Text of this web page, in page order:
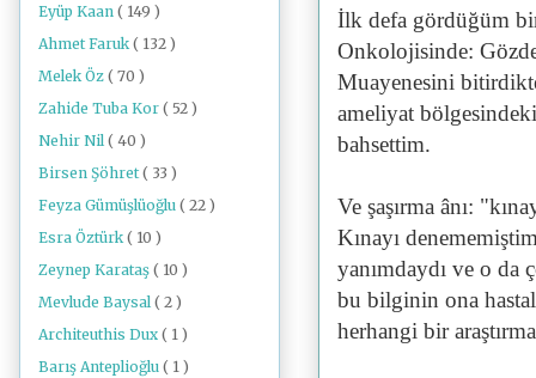
İlk defa gördüğüm
Onkolojisinde:
Muayenesini
ameliyat
bahsettim.
Ve şaşırma ânı:
Kınayı
yanımdaydı ve o da
bu bilginin ona
herhangi bir
Eyüp Kaan ( 149 )
Ahmet Faruk ( 132 )
Melek Öz ( 70 )
Zahide Tuba Kor ( 52 )
Nehir Nil ( 40 )
Birsen Şöhret ( 33 )
Feyza Gümüşlüoğlu ( 22 )
Esra Öztürk ( 10 )
Zeynep Karataş ( 10 )
Mevlude Baysal ( 2 )
Architeuthis Dux ( 1 )
Barış Anteplioğlu ( 1 )